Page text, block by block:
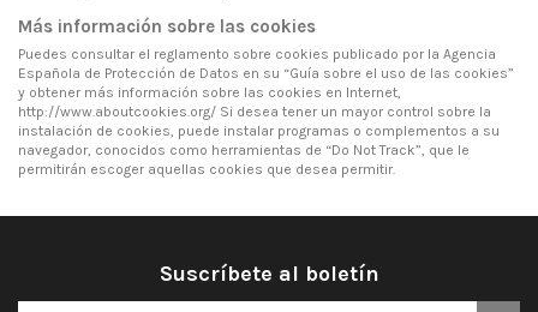
Más información sobre las cookies
Puedes consultar el reglamento sobre cookies publicado por la Agencia
Española de Protección de Datos en su “Guía sobre el uso de las cookies”
y obtener más información sobre las cookies en Internet,
http://www.aboutcookies.org/ Si desea tener un mayor control sobre la
instalación de cookies, puede instalar programas o complementos a su
navegador, conocidos como herramientas de “Do Not Track”, que le
permitirán escoger aquellas cookies que desea permitir.
Suscríbete al boletín